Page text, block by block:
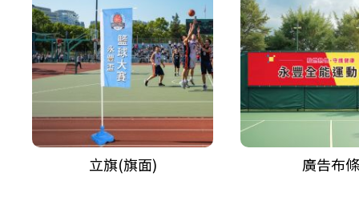
立旗(旗面) 廣告布條